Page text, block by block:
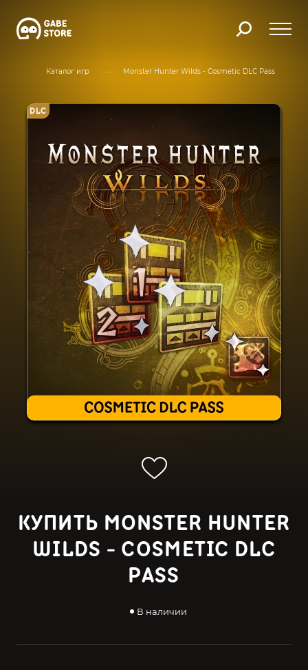
Каталог игр Monster Hunter Wilds - Cosmetic DLC Pass
DLC
КУПИТЬ MONSTER HUNTER
WILDS - COSMETIC DLC
PASS
В наличии